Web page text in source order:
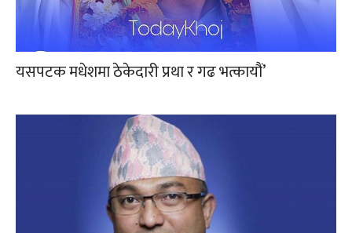
यसपटक मधेशमा ठेकेदारी प्रथा र गढ भत्कायौं’